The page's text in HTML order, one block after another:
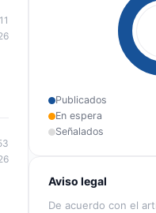
Publicados
En espera
Señalados
Aviso legal
De acuerdo con el